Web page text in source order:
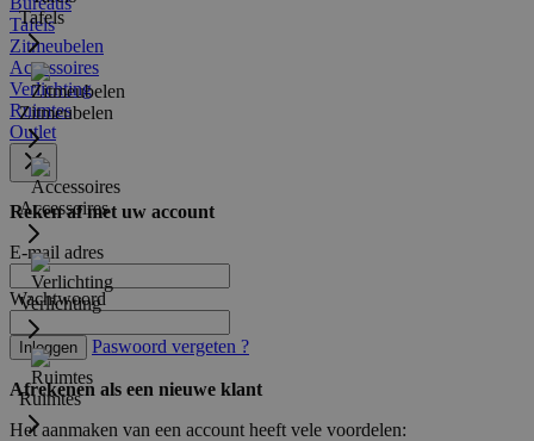
Tafels
Zitmeubelen
Accessoires
Verlichting
Ruimtes
Tafels
Zitmeubelen
Accessoires
Verlichting
Ruimtes
Outlet
Reken af met uw account
E-mail adres
Wachtwoord
Inloggen Paswoord vergeten ?
Afrekenen als een nieuwe klant
Het aanmaken van een account heeft vele voordelen: